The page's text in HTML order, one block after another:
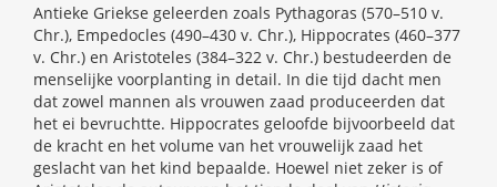
Antieke Griekse geleerden zoals Pythagoras (570–510 v.
Chr.), Empedocles (490–430 v. Chr.), Hippocrates (460–377
v. Chr.) en Aristoteles (384–322 v. Chr.) bestudeerden de
menselijke voorplanting in detail. In die tijd dacht men
dat zowel mannen als vrouwen zaad produceerden dat
het ei bevruchtte. Hippocrates geloofde bijvoorbeeld dat
de kracht en het volume van het vrouwelijk zaad het
geslacht van het kind bepaalde. Hoewel niet zeker is of